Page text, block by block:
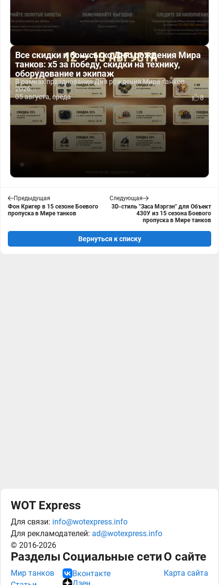
Все скидки и бонусы ко Дню рождения Мира
танков: x5 за победу, скидки на технику,
оборудование и экипаж
В рамках празднования Дня рождения Мира танков
2026...
05 августа, среда
8
Предыдущая
Фон Кригер в 15 сезоне Боевого
пропуска в Мире танков
Следующая
3D-стиль "Заса Мэргэн" для Объект
430У из 15 сезона Боевого
пропуска в Мире танков
Вернуться к списку
WOT Express
Для связи: info@wotexpress.info
Для рекламодателей: ad@wotexpress.info
© 2016-2026
Разделы
Мир танков
Социальные сети
Вконтакте
Дзен
О сайте
Карта сайта